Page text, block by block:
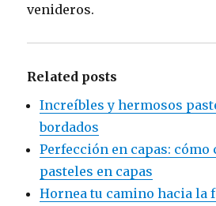
venideros.
Related posts
Increíbles y hermosos
bordados
Perfección en capas:
pasteles en capas
Hornea tu camino hacia la